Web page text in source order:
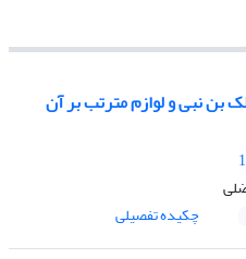
بن نبی و لوازم مترتب بر آن
چکیده تفصیلی